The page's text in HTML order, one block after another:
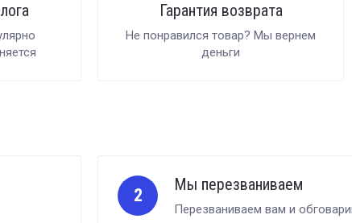
Гарантия возврата
Не понравился товар? Мы вернем
деньги
2
Мы перезваниваем
Перезваниваем вам и